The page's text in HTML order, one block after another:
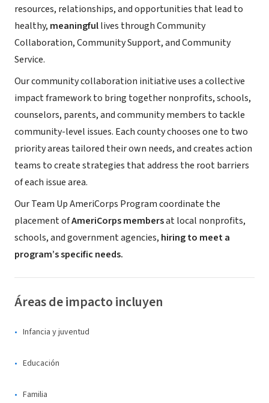
resources, relationships, and opportunities that lead to
healthy, meaningfullives through Community
Collaboration, Community Support, and Community
Service.
Our community collaboration initiative uses a collective
impact framework to bring together nonprofits, schools,
counselors, parents, and community members to tackle
community-level issues. Each county chooses one to two
priority areas tailored their own needs, and creates action
teams to create strategies that address the root barriers
of each issue area.
Our Team Up AmeriCorps Program coordinate the
placement ofAmeriCorps membersat local nonprofits,
schools, and government agencies, hiring to meet a
program’s specific needs.
Áreas de impacto incluyen
Infancia y juventud
Educación
Familia